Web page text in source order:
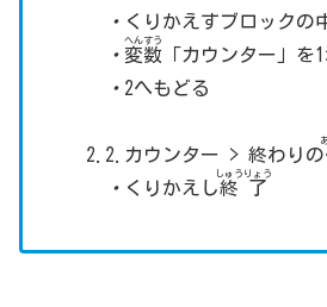
・ くりかえすブロックの
・変数
へんすう
「カウンター」を1
・ 2へもどる
2.2.カウンター > 終わりの
・ くりかえし終了
しゅうりょう